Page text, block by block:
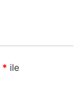
* ile